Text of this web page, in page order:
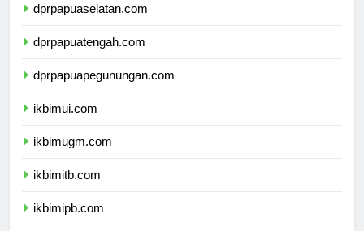
dprpapuaselatan.com
dprpapuatengah.com
dprpapuapegunungan.com
ikbimui.com
ikbimugm.com
ikbimitb.com
ikbimipb.com